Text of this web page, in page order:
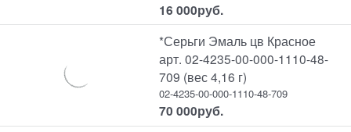
16 000руб.
*Серьги Эмаль цв Красное
арт. 02-4235-00-000-1110-48-
709 (вес 4,16 г)
02-4235-00-000-1110-48-709
70 000руб.